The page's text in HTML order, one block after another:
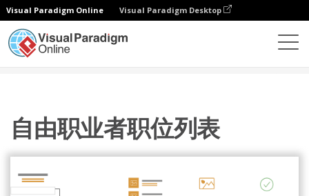
Visual Paradigm Online Visual Paradigm Desktop
自由职业者职位列表